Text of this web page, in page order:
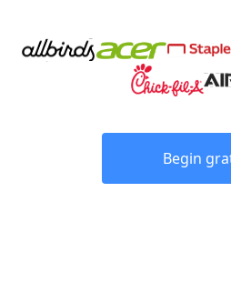
Begin